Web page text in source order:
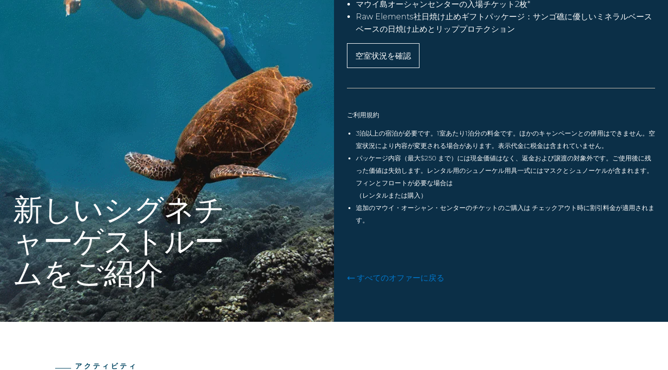
新しいシグネチ
ャーゲストルー
ムをご紹介
マウイ島オーシャンセンターの入場チケット2枚*
Raw Elements社日焼け止めギフトパッケージ：サンゴ礁に優しいミネラルベース
ベースの日焼け止めとリッププロテクション
空室状況を確認
ご利用規約
3泊以上の宿泊が必要です。1室あたり1泊分の料金です。ほかのキャンペーンとの併用はできません。空
室状況により内容が変更される場合があります。表示代金に税金は含まれていません。
パッケージ内容（最大$250 まで）には現金価値はなく、 返金および譲渡の対象外です。ご使用後に残
った価値は失効します。
レンタル用のシュノーケル用具一式にはマスクとシュノーケルが含まれます。
フィンとフロートが必要な場合は
（レンタルまたは購入）
追加のマウイ・オーシャン・センターのチケットのご購入は チェックアウト時に割引料金が適用されま
す。
すべてのオファーに戻る
アクティビティ